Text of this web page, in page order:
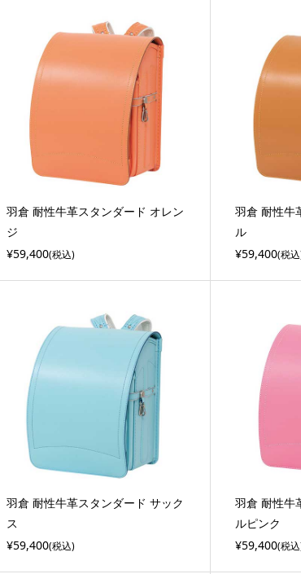
羽倉 耐性牛革スタンダード オレン
ジ
¥59,400(税込)
羽倉 耐性牛
ル
¥59,400(税
羽倉 耐性牛革スタンダード サック
ス
¥59,400(税込)
羽倉 耐性牛
ルピンク
¥59,400(税